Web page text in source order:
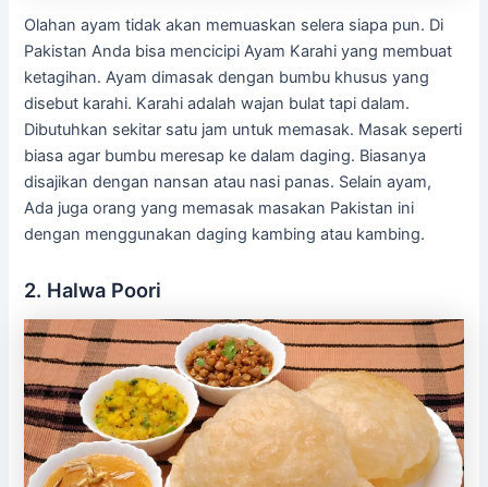
Olahan ayam tidak akan memuaskan selera siapa pun. Di
Pakistan Anda bisa mencicipi Ayam Karahi yang membuat
ketagihan. Ayam dimasak dengan bumbu khusus yang
disebut karahi. Karahi adalah wajan bulat tapi dalam.
Dibutuhkan sekitar satu jam untuk memasak. Masak seperti
biasa agar bumbu meresap ke dalam daging. Biasanya
disajikan dengan nansan atau nasi panas. Selain ayam,
Ada juga orang yang memasak masakan Pakistan ini
dengan menggunakan daging kambing atau kambing.
2. Halwa Poori